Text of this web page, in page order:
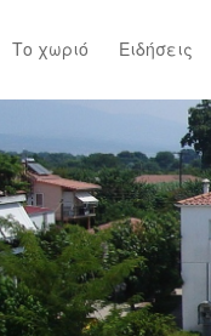
Το χωριό Ειδήσεις